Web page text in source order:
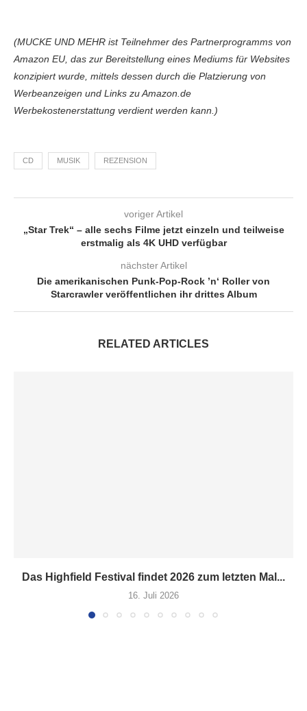
(MUCKE UND MEHR ist Teilnehmer des Partnerprogramms von
Amazon EU, das zur Bereitstellung eines Mediums für Websites
konzipiert wurde, mittels dessen durch die Platzierung von
Werbeanzeigen und Links zu Amazon.de
Werbekostenerstattung verdient werden kann.)
CD MUSIK REZENSION
voriger Artikel
„Star Trek“ – alle sechs Filme jetzt einzeln und teilweise
erstmalig als 4K UHD verfügbar
nächster Artikel
Die amerikanischen Punk-Pop-Rock ’n‘ Roller von
Starcrawler veröffentlichen ihr drittes Album
RELATED ARTICLES
Das Highfield Festival findet 2026 zum letzten Mal...
16. Juli 2026